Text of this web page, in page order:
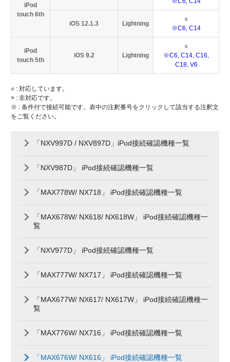
iPod
touch 6th
iOS 12.1.3 Lightning
○
※C6, C14
iPod
touch 5th
iOS 9.2 Lightning
○
※C6, C14, C16,
C18, V6
○ : 対応しています。
× : 非対応です。
※ : 条件付で接続可能です。表中の注釈番号をクリックして該当する注釈文
をご覧ください。
「NXV997D / NXV897D」iPod接続確認機種一覧
「NXV987D」 iPod接続確認機種一覧
「MAX778W/ NX718」 iPod接続確認機種一覧
「MAX678W/ NX618/ NX618W」 iPod接続確認機種一
覧
「NXV977D」 iPod接続確認機種一覧
「MAX777W/ NX717」 iPod接続確認機種一覧
「MAX677W/ NX617/ NX617W」 iPod接続確認機種一
覧
「MAX776W/ NX716」 iPod接続確認機種一覧
「MAX676W/ NX616」 iPod接続確認機種一覧